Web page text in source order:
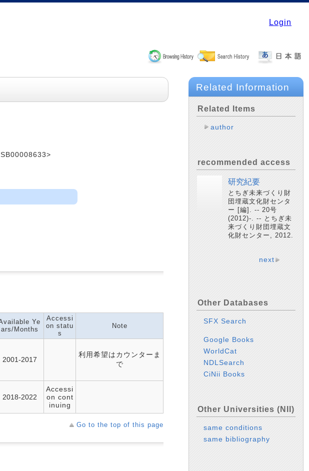
Login
Ye
ars/Months
Accessi
on statu
s
Note
2001-2017
利用希望はカウンターま
で
2018-2022
Accessi
on cont
inuing
Go to the top of this page
Related Information
Related Items
author
recommended access
研究紀要
とちぎ未来づくり財
団埋蔵文化財センタ
ー [編]. -- 20号
(2012)-. -- とちぎ未
来づくり財団埋蔵文
化財センター, 2012.
next
Other Databases
SFX Search
Google Books
WorldCat
NDLSearch
CiNii Books
Other Universities (NII)
same conditions
same bibliography